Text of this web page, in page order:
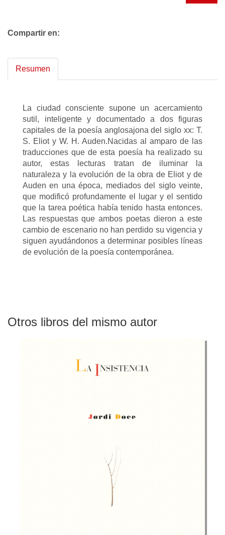
Compartir en:
Resumen
La ciudad consciente supone un acercamiento
sutil, inteligente y documentado a dos figuras
capitales de la poesía anglosajona del siglo xx: T.
S. Eliot y W. H. Auden.Nacidas al amparo de las
traducciones que de esta poesía ha realizado su
autor, estas lecturas tratan de iluminar la
naturaleza y la evolución de la obra de Eliot y de
Auden en una época, mediados del siglo veinte,
que modificó profundamente el lugar y el sentido
que la tarea poética había tenido hasta entonces.
Las respuestas que ambos poetas dieron a este
cambio de escenario no han perdido su vigencia y
siguen ayudándonos a determinar posibles líneas
de evolución de la poesía contemporánea.
Otros libros del mismo autor